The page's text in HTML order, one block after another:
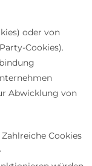
oder von
Cookies).
Abwicklung von
Cookies